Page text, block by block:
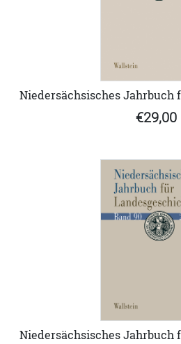
Niedersächsisches Jahrbuch
€29,00
Niedersächsisches Jahrbuch